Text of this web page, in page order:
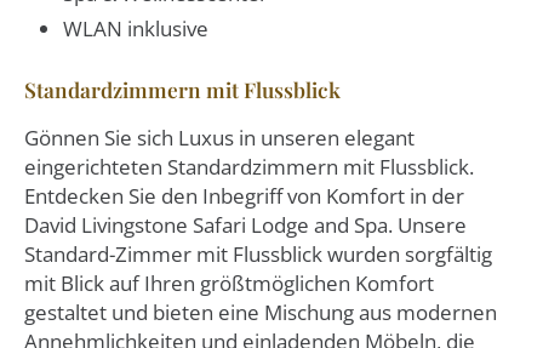
WLAN inklusive
Standardzimmern mit Flussblick
Gönnen Sie sich Luxus in unseren elegant
eingerichteten Standardzimmern mit Flussblick.
Entdecken Sie den Inbegriff von Komfort in der
David Livingstone Safari Lodge and Spa. Unsere
Standard-Zimmer mit Flussblick wurden sorgfältig
mit Blick auf Ihren größtmöglichen Komfort
gestaltet und bieten eine Mischung aus modernen
Annehmlichkeiten und einladenden Möbeln, die